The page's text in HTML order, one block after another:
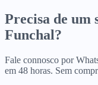
Precisa de um
Funchal ?
Fale connosco por
em 48 horas. Sem